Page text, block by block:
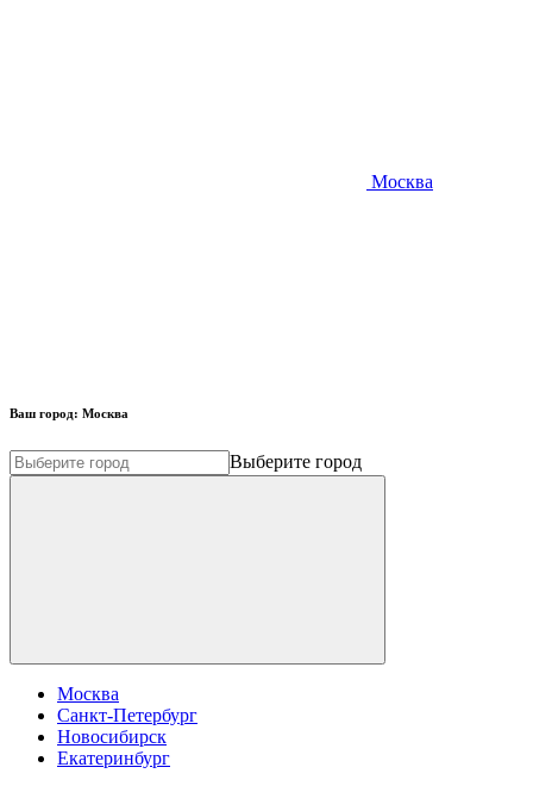
Москва
Ваш город: Москва
Выберите город
Москва
Санкт-Петербург
Новосибирск
Екатеринбург